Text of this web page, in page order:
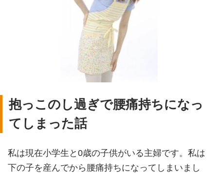
抱っこのし過ぎで腰痛持ちになっ
てしまった話
私は現在小学生と0歳の子供がいる主婦です。私は
下の子を産んでから腰痛持ちになってしまいまし